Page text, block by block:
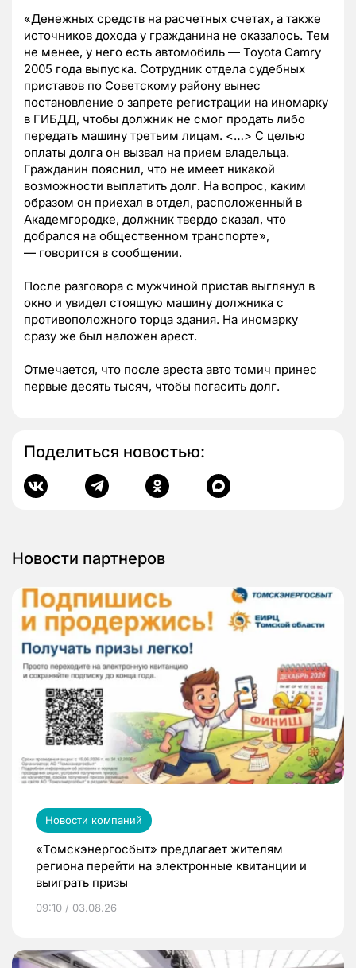
«Денежных средств на расчетных счетах, а также
источников дохода у гражданина не оказалось. Тем
не менее, у него есть автомобиль — Toyota Camry
2005 года выпуска. Сотрудник отдела судебных
приставов по Советскому району вынес
постановление о запрете регистрации на иномарку
в ГИБДД, чтобы должник не смог продать либо
передать машину третьим лицам. <…> С целью
оплаты долга он вызвал на прием владельца.
Гражданин пояснил, что не имеет никакой
возможности выплатить долг. На вопрос, каким
образом он приехал в отдел, расположенный в
Академгородке, должник твердо сказал, что
добрался на общественном транспорте»,
— говорится в сообщении.
После разговора с мужчиной пристав выглянул в
окно и увидел стоящую машину должника с
противоположного торца здания. На иномарку
сразу же был наложен арест.
Отмечается, что после ареста авто томич принес
первые десять тысяч, чтобы погасить долг.
Поделиться новостью:
Новости партнеров
Новости компаний
«Томскэнергосбыт» предлагает жителям
региона перейти на электронные квитанции и
выиграть призы
09:10 / 03.08.26